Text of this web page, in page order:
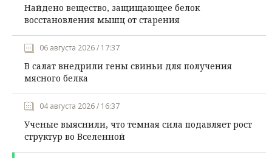
Найдено вещество, защищающее белок
восстановления мышц от старения
06 августа 2026 / 17:37
В салат внедрили гены свиньи для получения
мясного белка
04 августа 2026 / 16:37
Ученые выяснили, что темная сила подавляет рост
структур во Вселенной